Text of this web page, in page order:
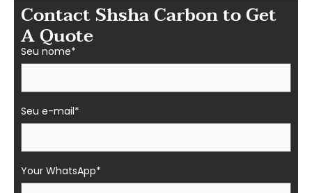
Contact Shsha Carbon to Get
A Quote
Seu nome*
Seu e-mail*
Your WhatsApp*